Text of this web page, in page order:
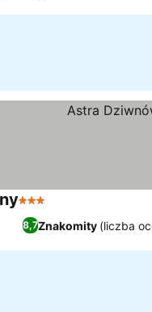
3 Kategoria
8,7Znakomity (liczba